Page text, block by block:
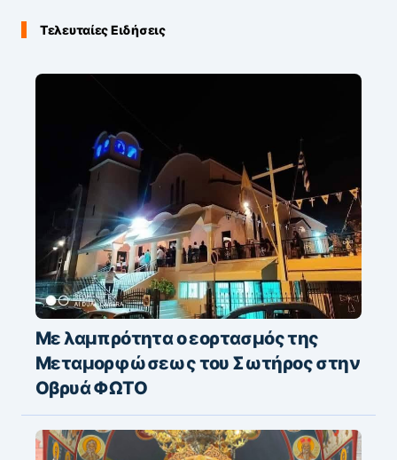
Τελευταίες Ειδήσεις
Με λαμπρότητα ο εορτασμός της
Μεταμορφώσεως του Σωτήρος στην
Οβρυά ΦΩΤΟ